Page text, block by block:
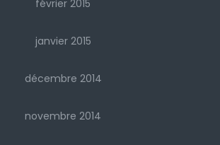
février 2015
janvier 2015
décembre 2014
novembre 2014